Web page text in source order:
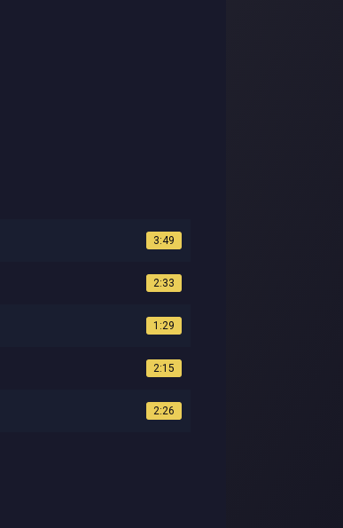
3:49
2:33
1:29
2:15
2:26